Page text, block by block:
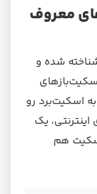
معروف
شده و
به اسکیت‌برد رو
یک
هم